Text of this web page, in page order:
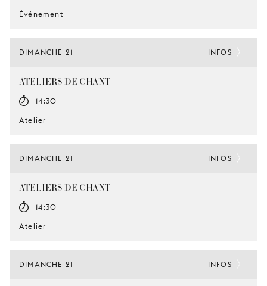
Événement
DIMANCHE 21
ATELIERS DE CHANT
14:30
Atelier
INFOS
DIMANCHE 21
ATELIERS DE CHANT
14:30
Atelier
INFOS
DIMANCHE 21 INFOS